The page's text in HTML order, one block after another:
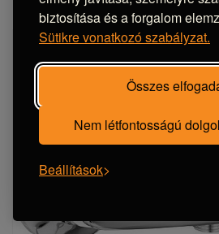
biztosítása és a forgalom
Sütikre vonatkozó szabályzat.
Összes
Nem létfontosságú
Beállítások